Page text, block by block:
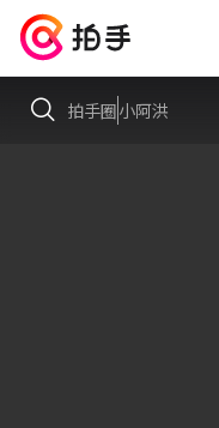
拍手圈小阿洪